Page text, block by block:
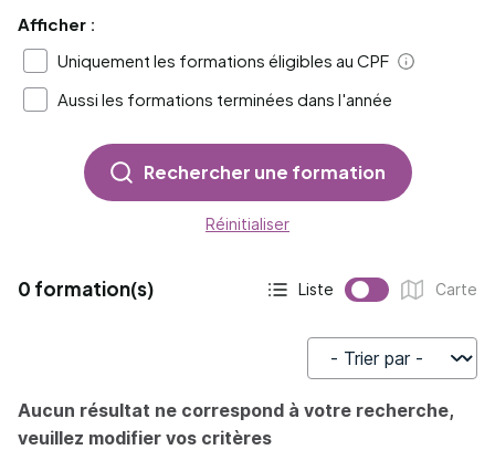
Afficher :
Uniquement les formations éligibles au CPF
Aide
Aussi les formations terminées dans l'année
Rechercher une formation
Réinitialiser
0 formation(s)
Affichage actif :
Liste
Affichage :
Carte
Trier par
Aucun résultat ne correspond à votre recherche,
veuillez modifier vos critères